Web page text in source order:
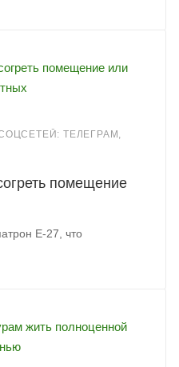
ТЕЛЕГРАМ,
помещение
Е-27, что